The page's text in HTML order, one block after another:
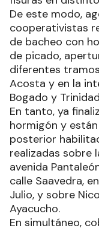
De este modo,
cooperativistas
de bacheo con
de picado,
diferentes
Acosta y en la
Bogado y
En tanto, ya
hormigón y
posterior
realizadas sobre
avenida
calle Saavedra,
Julio, y sobre
Ayacucho.
En simultáneo,